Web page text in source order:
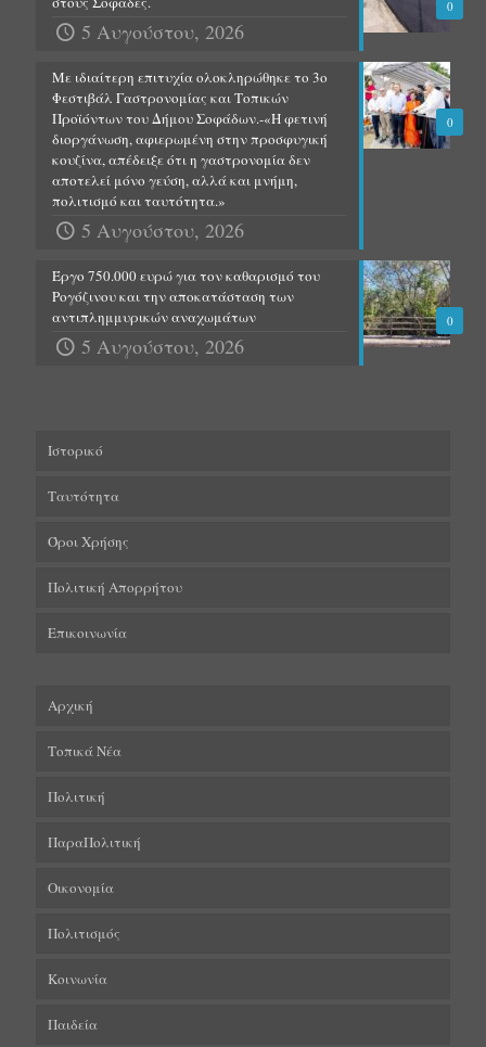
0
5 Αυγούστου, 2026
0
Με ιδιαίτερη επιτυχία ολοκληρώθηκε το 3ο
Φεστιβάλ Γαστρονομίας και Τοπικών
Προϊόντων του Δήμου Σοφάδων.-«Η φετινή
διοργάνωση, αφιερωμένη στην προσφυγική
κουζίνα, απέδειξε ότι η γαστρονομία δεν
αποτελεί μόνο γεύση, αλλά και μνήμη,
πολιτισμό και ταυτότητα.»
5 Αυγούστου, 2026
0
Έργο 750.000 ευρώ για τον καθαρισμό του
Ρογόζινου και την αποκατάσταση των
αντιπλημμυρικών αναχωμάτων
5 Αυγούστου, 2026
Ιστορικό
Ταυτότητα
Όροι Χρήσης
Πολιτική Απορρήτου
Επικοινωνία
Αρχική
Τοπικά Νέα
Πολιτική
ΠαραΠολιτική
Οικονομία
Πολιτισμός
Κοινωνία
Παιδεία